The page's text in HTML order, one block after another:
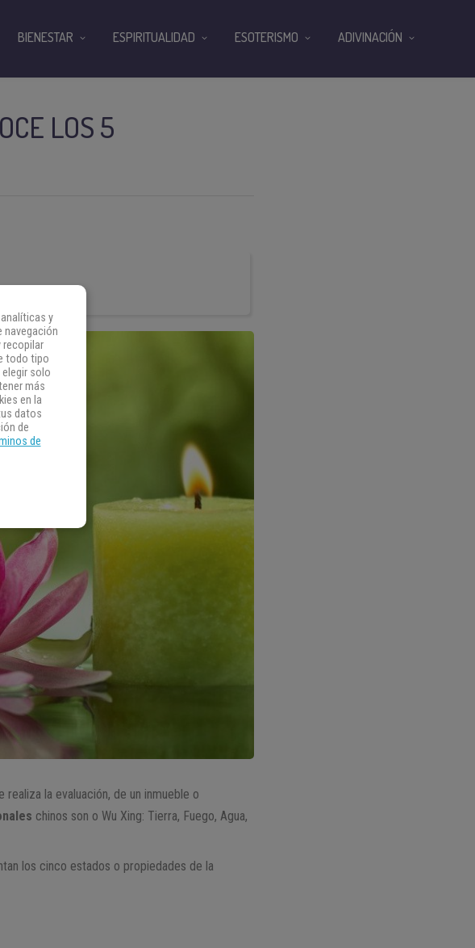
LOS 5
la evaluación, de un inmueble o
chinos son o Wu Xing: Tierra, Fuego, Agua,
los cinco estados o propiedades de la
BIENESTAR ESPIRITUALIDAD ESOTERISMO ADIVINACIÓN
y
navegación
recopilar
todo tipo
elegir solo
más
en la
datos
de
de